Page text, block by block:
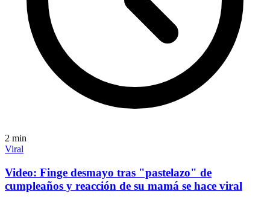
2 min
Viral
Video: Finge desmayo tras "pastelazo" de
cumpleaños y reacción de su mamá se hace viral